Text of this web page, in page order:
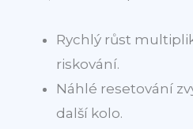
Rychlý růst
riskování.
Náhlé resetování
další kolo.